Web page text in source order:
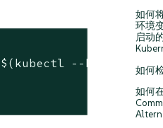
如何
环境
启动
如何
如何
$(kubectl --kubeconfig